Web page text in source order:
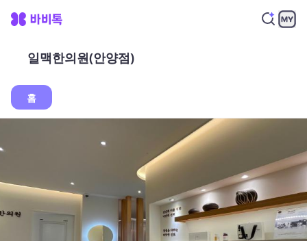
일맥한의원(안양점)
홈